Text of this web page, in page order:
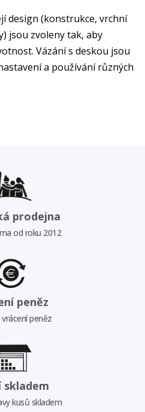
design (konstrukce, vrchní
jsou zvoleny tak, aby
Vázání s deskou jsou
a používání různých
prodejna
od roku 2012
peněz
peněz
skladem
kusů skladem